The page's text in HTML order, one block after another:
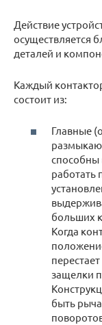
Действие
осуществляется
деталей и
Каждый
состоит из:
Главные
способны
работать
больших
Когда
защелки
быть